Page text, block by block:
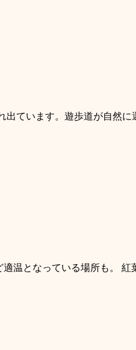
ています。遊歩道が自然
温となっている場所も。 紅